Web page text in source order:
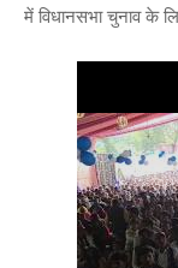
में विधानसभा चुनाव के